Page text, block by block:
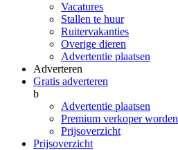
Vacatures
Stallen te huur
Ruitervakanties
Overige dieren
Advertentie plaatsen
Adverteren
Gratis adverteren
b
Advertentie plaatsen
Premium verkoper worden
Prijsoverzicht
Prijsoverzicht